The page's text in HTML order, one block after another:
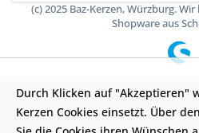
(c) 2025 Baz-Kerzen, Würzburg.
Shopware aus
Durch Klicken auf "Akzeptieren"
Kerzen Cookies einsetzt. Über